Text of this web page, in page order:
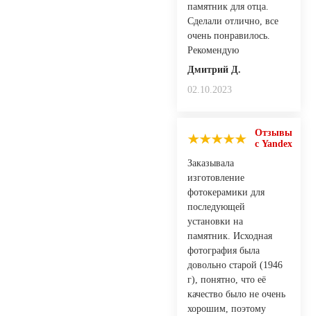
памятник для отца.
Сделали отлично, все
очень понравилось.
Рекомендую
Дмитрий Д.
02.10.2023
Отзывы
с Yandex
Заказывала
изготовление
фотокерамики для
последующей
установки на
памятник. Исходная
фотография была
довольно старой (1946
г), понятно, что её
качество было не очень
хорошим, поэтому